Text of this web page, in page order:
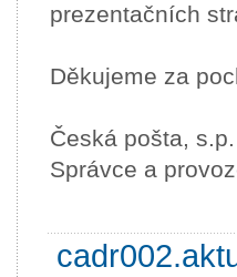
prezentačních
Děkujeme za
Česká pošta, s.p.
Správce a